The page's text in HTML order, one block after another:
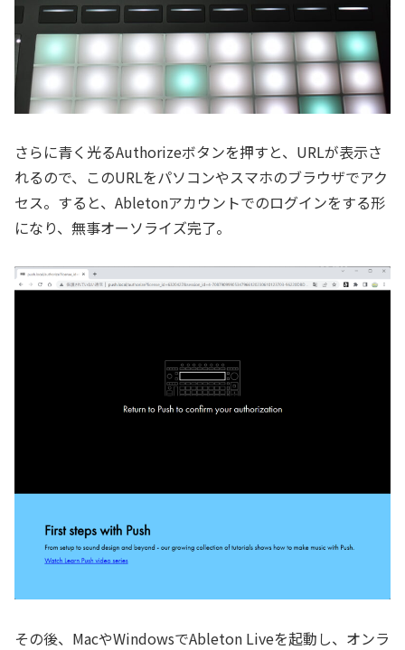
さらに青く光るAuthorizeボタンを押すと、URLが表示さ
れるので、このURLをパソコンやスマホのブラウザでアク
セス。すると、Abletonアカウントでのログインをする形
になり、無事オーソライズ完了。
その後、MacやWindowsでAbleton Liveを起動し、オンラ